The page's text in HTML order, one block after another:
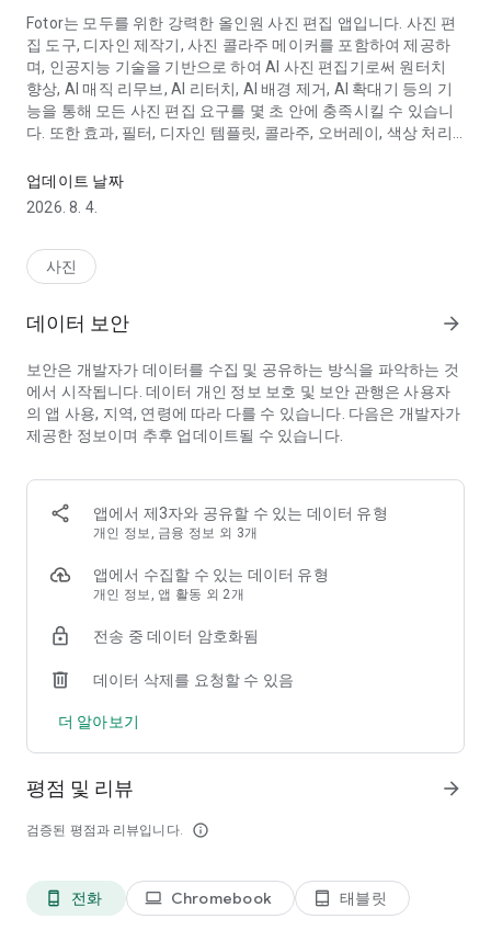
Fotor는 모두를 위한 강력한 올인원 사진 편집 앱입니다. 사진 편
집 도구, 디자인 제작기, 사진 콜라주 메이커를 포함하여 제공하
며, 인공지능 기술을 기반으로 하여 AI 사진 편집기로써 원터치
향상, AI 매직 리무브, AI 리터치, AI 배경 제거, AI 확대기 등의 기
능을 통해 모든 사진 편집 요구를 몇 초 안에 충족시킬 수 있습니
다. 또한 효과, 필터, 디자인 템플릿, 콜라주, 오버레이, 색상 처리,
니다.
부분의 균형을 맞추며, 이미지 품질을 빠르게 개선할 수 있습니
다.
[원하지 않는 물체 제거]
이미지의 원치 않는 객체를 빠르게 제거할 수 있습니다. 또한, 우
리의 워터마크 제거기는 창작을 더욱 향상시키는 좋은 선택입니
다. 워터마크를 자동으로 제거하고 이미지 품질을 손상시키지 않
고 완벽한 이미지를 한 번의 클릭으로 얻을 수 있습니다.
[AI 리터치]
한 번의 클릭으로 피부를 완벽하게 매끈하게 만들고 자연스럽고
섬세하게 메이크업을 완성할 수 있습니다. Fotor의 사진 편집기
이와 같은 뷰티 기능도 있어 사진을 쉽게 리터치할 수 있습니다.
한 번의 클릭으로 모든 종류의 이미지에서 배경을 삭제하거나 지
제거한 후에는 Fotor의 사진 배경 편집기와 사진 배경 이레이서
기는 사진 하얀 배경, 파란 배경, 배경 이미지 등을 제공하여 고용
비용을 절약하고 자신이 원하는 하얀 배경 또는 원하는 배경으로
Fotor의 사진 향상기를 사용하여 품질 손실 없이 흐릿한 이미지
든 이미지에 대해 Fotor의 사진 향상기는 AI 기술을 사용하여 이
미지를 빠르게 고화질로 변환합니다. 색감 향상, 흐림 감소, 날카
업데이트 날짜
2026. 8. 4.
사진
데이터 보안 arrow_forward
보안은 개발자가 데이터를 수집 및 공유하는 방식을 파악하는 것
에서 시작됩니다. 데이터 개인 정보 보호 및 보안 관행은 사용자
의 앱 사용, 지역, 연령에 따라 다를 수 있습니다. 다음은 개발자가
제공한 정보이며 추후 업데이트될 수 있습니다.
앱에서 제3자와 공유할 수 있는 데이터 유형
개인 정보, 금융 정보 외 3개
앱에서 수집할 수 있는 데이터 유형
개인 정보, 앱 활동 외 2개
전송 중 데이터 암호화됨
데이터 삭제를 요청할 수 있음
더 알아보기
평점 및 리뷰
검증된 평점과 리뷰입니다. info_outline
arrow_forward
phone_android 전화 laptop Chromebook tablet_android 태블릿